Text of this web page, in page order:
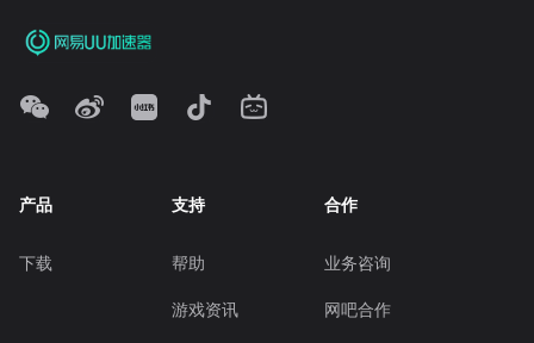
产品
下载
支持
帮助
游戏资讯
合作
业务咨询
网吧合作